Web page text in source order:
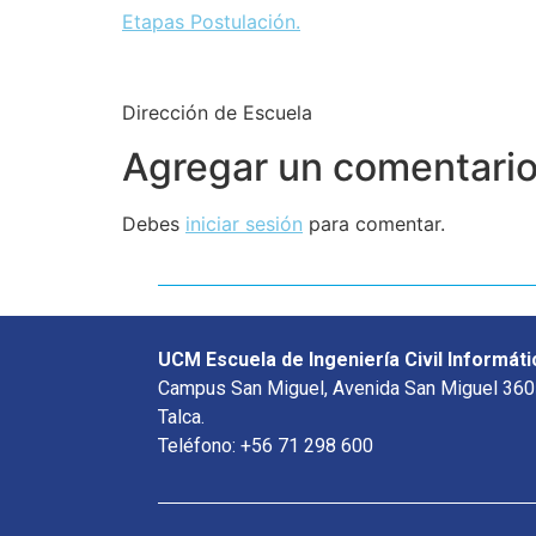
Etapas Postulación.
Dirección de Escuela
Agregar un comentario
Debes iniciar sesión para comentar.
UCM Escuela de Ingeniería Civil
Campus San Miguel, Avenida San Miguel
Talca.
Teléfono: +56 71 298 600